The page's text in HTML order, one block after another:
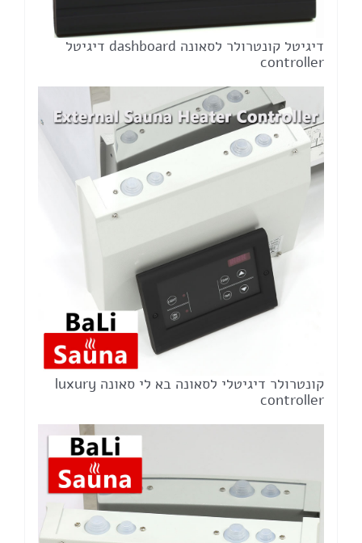
דיגיטל קונטרולר לסאונה dashboard דיגיטל
controller
קונטרולר דיגיטלי לסאונה בא לי סאונה ‏luxury
controller